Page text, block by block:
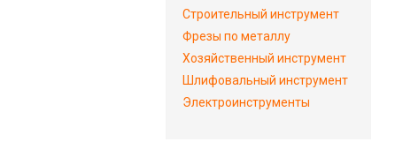
Строительный инструмент
Фрезы по металлу
Хозяйственный инструмент
Шлифовальный инструмент
Электроинструменты